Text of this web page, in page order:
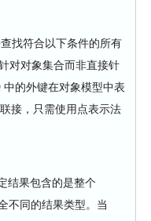
找符合以下条件的所有
对对象集合而非直接针
的外键在对象模型中表
接，只需使用点表示法
结果包含的是整个
不同的结果类型。当